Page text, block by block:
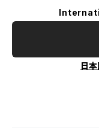
日